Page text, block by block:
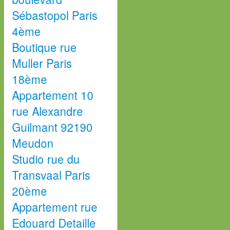
Sébastopol Paris
4ème
Boutique rue
Muller Paris
18ème
Appartement 10
rue Alexandre
Guilmant 92190
Meudon
Studio rue du
Transvaal Paris
20ème
Appartement rue
Edouard Detaille